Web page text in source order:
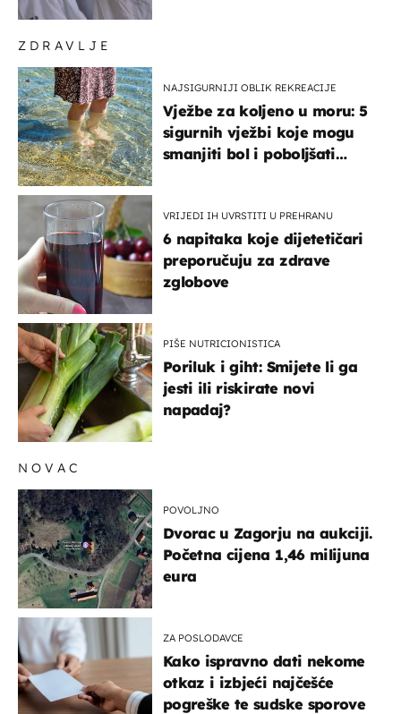
ZDRAVLJE
NAJSIGURNIJI OBLIK REKREACIJE
Vježbe za koljeno u moru: 5
sigurnih vježbi koje mogu
smanjiti bol i poboljšati
VRIJEDI IH UVRSTITI U PREHRANU
6 napitaka koje dijetetičari
preporučuju za zdrave
zglobove
PIŠE NUTRICIONISTICA
Poriluk i giht: Smijete li ga
jesti ili riskirate novi
napadaj?
NOVAC
POVOLJNO
Dvorac u Zagorju na aukciji.
Početna cijena 1,46 milijuna
eura
ZA POSLODAVCE
Kako ispravno dati nekome
otkaz i izbjeći najčešće
pogreške te sudske sporove